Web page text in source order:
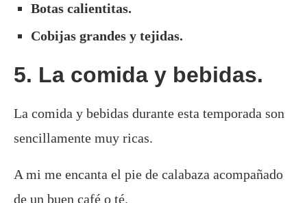
Botas calientitas.
Cobijas grandes y tejidas.
5. La comida y bebidas.
La comida y bebidas durante esta temporada son
sencillamente muy ricas.
A mi me encanta el pie de calabaza acompañado
de un buen café o té.